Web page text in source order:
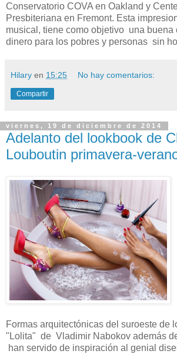
Conservatorio COVA en Oakland y
Presbiteriana en Fremont. Esta
musical, tiene como objetivo una
dinero para los pobres y personas sin
Hilary en 15:25 No hay comentarios:
Compartir
viernes, 19 de diciembre de 2014
Adelanto del lookbook de
Louboutin primavera-
Formas arquitectónicas del suroeste de
"Lolita" de Vladimir Nabokov además
han servido de inspiración al genial